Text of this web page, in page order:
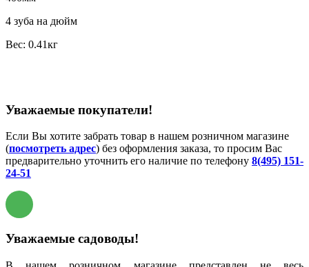
4 зуба на дюйм
Вес: 0.41кг
Уважаемые покупатели!
Если Вы хотите забрать товар в нашем розничном магазине
(посмотреть адрес) без оформления заказа, то просим Вас
предварительно уточнить его наличие по телефону 8(495) 151-
24-51
Уважаемые садоводы!